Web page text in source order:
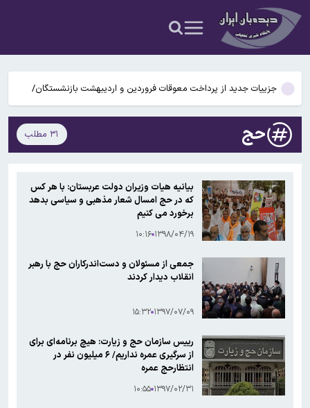
استان
بازگشت ستاره خارجی استقلال منتفی شد
سرنوشت مرگبار یکسان؛ کشف بقایای دو ستاره همدم منفجرشده برای
نخستین‌بار
جزییات جدید از پرداخت معوقات فروردین و اردیبهشت بازنشستگان/
بالاخره زمان پرداخت معوقات مشخص شد؟
دیدار و گفتگوی السیسی و ال خلیفه درباره تنگه هرمز و جنگ
وضعیت جوی کشور در ۷۲ ساعت آینده؛ موج بارش‌های تابستانه در راه ۱۱
بازگشت ستاره خارجی استقلال منتفی شد
حج ۳۱ مطلب
بیانیه هیات وزیران دولت عربستان: با هر کس
که در حج امسال شعار مذهبی و سیاسی بدهد
برخورد می کنیم
۱۳۹۸/۰۴/۱۹ ۱۰:۱۶
جمعی از مسئولان و دست‌اندرکاران حج با رهبر
انقلاب دیدار کردند
۱۳۹۷/۰۷/۰۹ ۱۵:۳۲
رییس سازمان حج و زیارت: هیچ برنامه‌ای برای
از سرگیری عمره نداریم/ ۶ میلیون نفر در
انتظارحج عمره
۱۳۹۷/۰۲/۳۱ ۱۰:۵۵